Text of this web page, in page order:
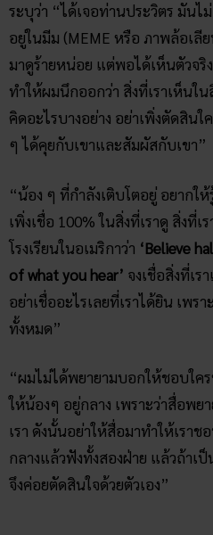
ระบุว่า “ได้เจอท่านประวิตร มัน
อยู่ในมีม (MEME หรือ ภาพล้อเ
มาดูร้ายหน่อย แต่พอได้เห็นตัวจริง
ทำให้ผมนึกออกว่า สิ่งที่เราเห็นใน
คิดอะไรบางอย่าง อย่าเพิ่งตัดสินใ
ๆ ได้คุยกับเขาและสัมผัสกับเขา”
“น้อง ๆ ที่กำลังเติบโตอยู่ อยากให้
เพิ่งเชื่อ 100% ในสิ่งที่เราดู สิ่งที่
โรงเรียนในอเมริกาว่า ‘Believe
of what you hear’ จงเชื่อสิ่งที่เร
อย่าเชื่ออะไรเลยที่เราได้ยิน เพร
ทั้งหมด”
“ผมไม่ได้พยายามบอกให้ชอบใค
ให้น้องๆ อยู่กลาง เพราะว่าสื่อพ
เรา ดังนั้นอย่าให้สื่อมาทำให้เราช
กลางแล้วฟังทั้งสองฝ่าย แล้วถ้าเป็
จึงค่อยตัดสินใจด้วยตัวเอง”